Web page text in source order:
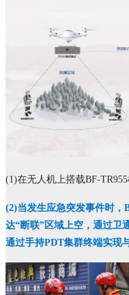
(1)在无人机上搭载BF-
(2)当发生应急突发事件时，
达“断联”区域上空，通过卫
通过手持PDT集群终端实现